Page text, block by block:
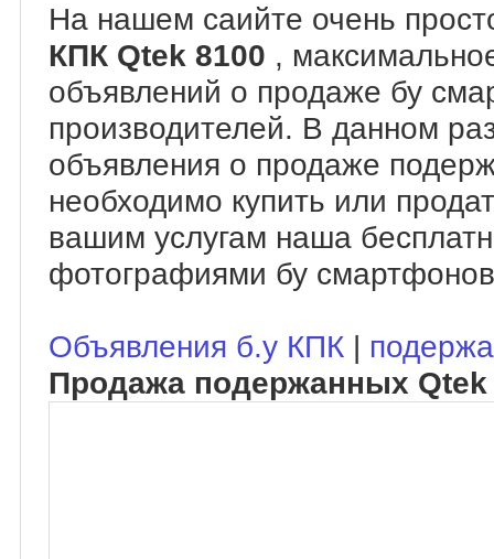
На нашем саийте очень
КПК Qtek 8100 ,
объявлений о продаже бу
производителей. В данном
объявления о продаже
необходимо купить или
вашим услугам наша
фотографиями бу
Объявления б.у КПК |
Продажа подержанных Qtek